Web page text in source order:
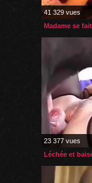
41 329 vues
23 377 vues